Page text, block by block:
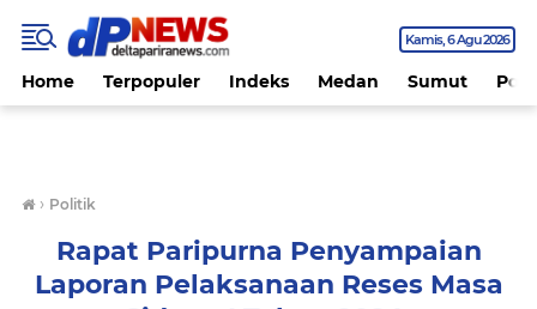
Kamis 6 Agu 2026
Home Terpopuler Indeks Medan Sumut
› Politik
Rapat Paripurna Penyampaian
Laporan Pelaksanaan Reses Masa